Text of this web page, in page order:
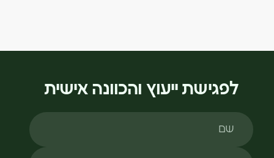
לפגישת ייעוץ והכוונה אישית
שם
טלפון